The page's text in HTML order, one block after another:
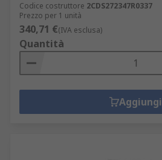
Codice costruttore 2CDS272347R0337
Prezzo per 1 unità
340,71 €(IVA esclusa)
Quantità
Aggiungi